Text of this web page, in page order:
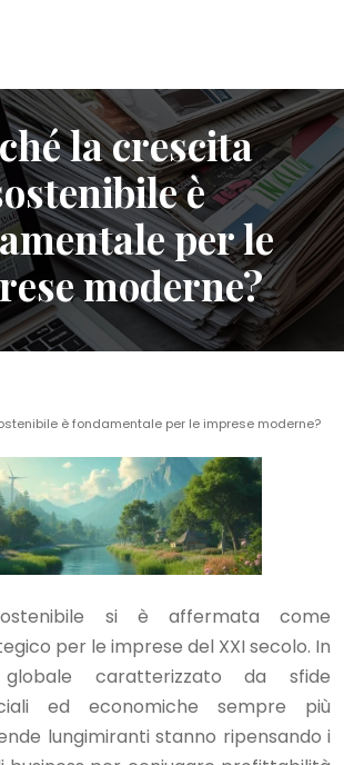
la crescita
è
per le
moderne?
è fondamentale per le imprese moderne?
si è affermata come
per le imprese del XXI secolo. In
caratterizzato da sfide
ed economiche sempre più
lungimiranti stanno ripensando i